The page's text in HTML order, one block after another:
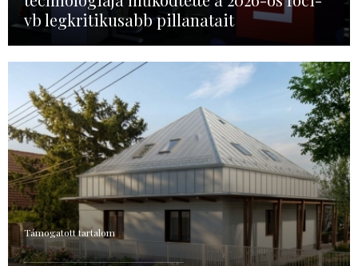
vb legkritikusabb pillanatait
Támogatott tartalom